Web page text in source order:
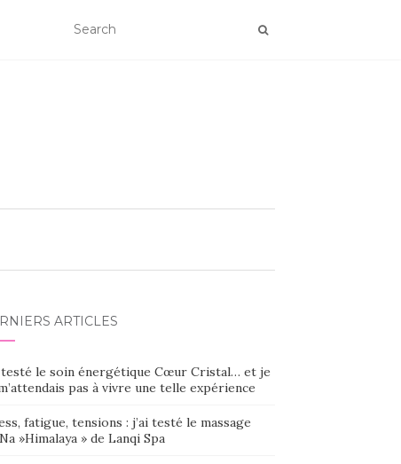
ARTICLES
testé le soin énergétique Cœur Cristal… et je
pas à vivre une telle expérience
fatigue, tensions : j’ai testé le massage
»Himalaya » de Lanqi Spa